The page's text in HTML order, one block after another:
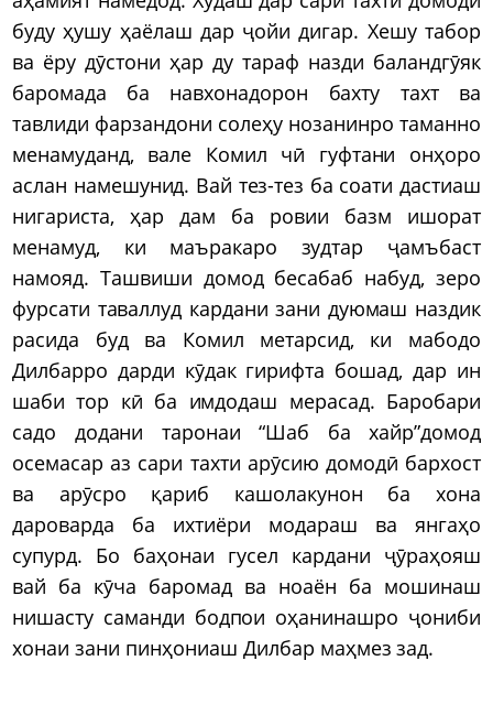
буду ҳушу ҳаёлаш дар ҷойи дигар. Хешу табор
ва ёру дӯстони ҳар ду тараф назди баландгӯяк
баромада ба навхонадорон бахту тахт ва
тавлиди фарзандони солеҳу нозанинро таманно
менамуданд, вале Комил чӣ гуфтани онҳоро
аслан намешунид. Вай тез-тез ба соати дастиаш
нигариста, ҳар дам ба ровии базм ишорат
менамуд, ки маъракаро зудтар ҷамъбаст
намояд. Ташвиши домод бесабаб набуд, зеро
фурсати таваллуд кардани зани дуюмаш наздик
расида буд ва Комил метарсид, ки мабодо
Дилбарро дарди кӯдак гирифта бошад, дар ин
шаби тор кӣ ба имдодаш мерасад. Баробари
садо додани таронаи “Шаб ба хайр”домод
осемасар аз сари тахти арӯсию домодӣ бархост
ва арӯсро қариб кашолакунон ба хона
дароварда ба ихтиёри модараш ва янгаҳо
супурд. Бо баҳонаи гусел кардани ҷӯраҳояш
вай ба кӯча баромад ва ноаён ба мошинаш
нишасту саманди бодпои оҳанинашро ҷониби
хонаи зани пинҳониаш Дилбар маҳмез зад.